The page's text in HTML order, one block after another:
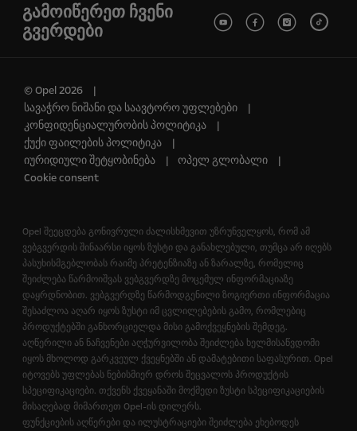
გამოიწერეთ ჩვენი
გვერდები
© Opel 2026
სავაჭრო ნიშანი და საავტორო უფლებები
კონფიდენციალურობის პოლიტიკა
ქუქი ფაილების პოლიტიკა
იურიდიული შეტყობინება
ოპელ გლობალი
Cookie consent
Opel შეეცდება გონივრული ძალისხმევით უზრუნველყოს, რომ ამ
ვებგვერდის შინაარსი იყოს ზუსტი და განახლებული, თუმცა არ იღებს
პასუხისმგებლობას რაიმე პრეტენზიაზე ან ზარალზე, რომელიც
შეიძლება წარმოიშვას ვებგვერდზე მოცემულ ინფორმაციაზე
დაყრდნობით. ვებგვერდზე წარმოდგენილი ზოგიერთი ინფორმაცია
შესაძლოა აღარ იყოს ზუსტი იმ ცვლილებების გამო, რომლებიც
პროდუქტებში განხორციელდა მისი გამოქვეყნების შემდეგ.
აღწერილი ან ნაჩვენები აღჭურვილობა შეიძლება ხელმისაწვდომი
იყოს მხოლოდ გარკვეულ ქვეყნებში ან დამატებითი საფასურით. Opel
იტოვებს უფლებას ნებისმიერ დროს შეცვალოს პროდუქტის
სპეციფიკაციები. თქვენს ქვეყანაში მოქმედი ზუსტი სპეციფიკაციების
მისაღებად მიმართეთ Opel-ის დილერს.
ფუნქციების აღწერები და ილუსტრაციები შეიძლება ეხებოდეს